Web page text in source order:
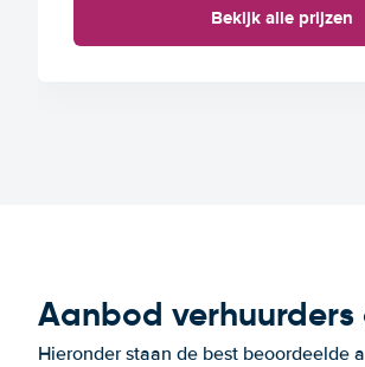
Bekijk alle prijzen
Aanbod
Hieronder staan de best beoordeelde